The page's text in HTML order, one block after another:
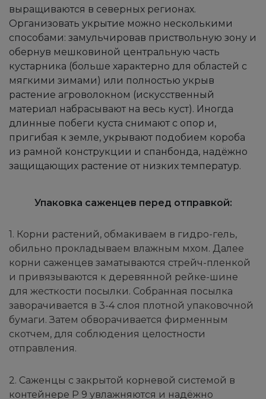
выращиваются в северных регионах.
Организовать укрытие можно несколькими
способами: замульчировав приствольную зону и
обернув мешковиной центральную часть
кустарника (больше характерно для областей с
мягкими зимами) или полностью укрыв
растение агроволокном (искусственный
материал набрасывают на весь куст). Иногда
длинные побеги куста снимают с опор и,
пригибая к земле, укрывают подобием короба
из рамной конструкции и спанбонда, надёжно
защищающих растение от низких температур.
Упаковка саженцев перед отправкой:
1. Корни растений, обмакиваем в гидро-гель,
обильно прокладываем влажным мхом. Далее
корни саженцев заматываются стрейч-пленкой
и привязываются к деревянной рейке-шине
для жесткости посылки. Собранная посылка
заворачивается в 3-4 слоя плотной упаковочной
бумаги. Затем обворачивается фирменным
скотчем, для соблюдения целостности
отправления.
2. Саженцы с закрытой корневой системой в
контейнере Р 9 увлажняются и надёжно